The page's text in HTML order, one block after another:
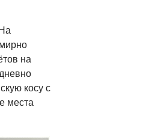
на
косу с
места